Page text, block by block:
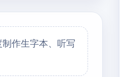
作生字本、听写